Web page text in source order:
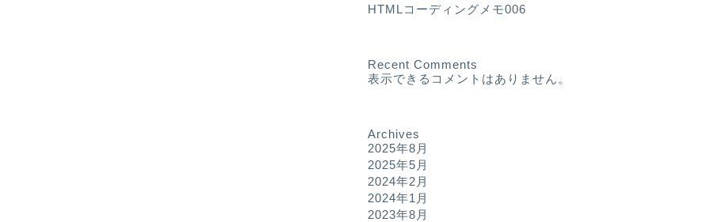
HTMLコーディングメモ006
Recent Comments
表示できるコメントはありません。
Archives
2025年8月
2025年5月
2024年2月
2024年1月
2023年8月